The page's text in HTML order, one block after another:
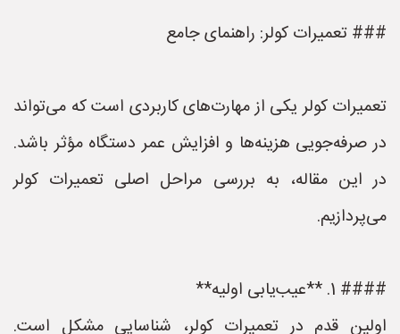
### تعمیرات کولر: راهنمای جامع
تعمیرات کولر یکی از مهارت‌های کاربردی است که می‌تواند
در صرفه‌جویی هزینه‌ها و افزایش عمر دستگاه مؤثر باشد.
در این مقاله، به بررسی مراحل اصلی تعمیرات کولر
می‌پردازیم.
#### 1. **عیب‌یابی اولیه**
اولین قدم در تعمیرات کولر، شناسایی مشکل است.